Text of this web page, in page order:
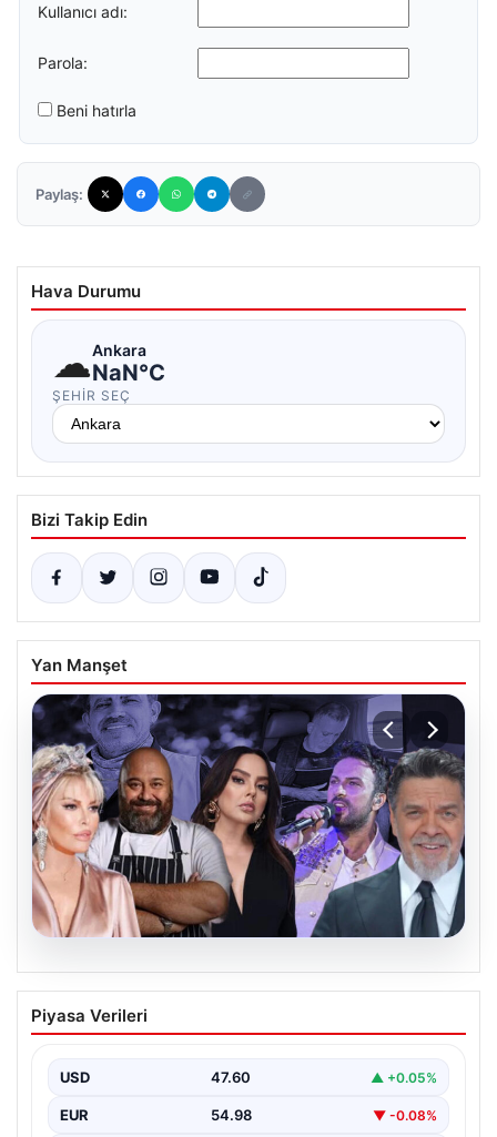
Kullanıcı adı:
Parola:
Beni hatırla
Paylaş:
Hava Durumu
☁Ankara
NaN°C
ŞEHIR SEÇ
Bizi Takip Edin
Yan Manşet
06.08.2026
MASAK’tan Ahbap Derneği raporu.
Hangi ünlü ne kadar bağış yaptı?
Bağışlar ve Ünlü İsimlerin Katkıları", "content": "İstanbul
Cumhuriyet…
Piyasa Verileri
USD 47.60 ▲ +0.05%
EUR 54.98 ▼ -0.08%